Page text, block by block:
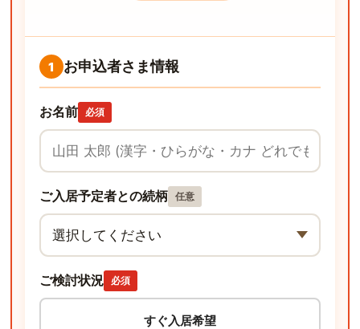
1 お申込者さま情報
お名前 必須
ご入居予定者との続柄 任意
ご検討状況 必須
すぐ入居希望